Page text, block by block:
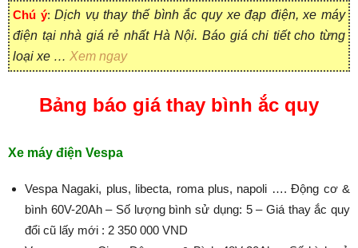
Chú ý:Dịch vụ thay thế bình ắc quy xe đạp điện, xe máy
điện tại nhà giá rẻ nhất Hà Nội. Báo giá chi tiết cho từng
loại xe … Xem ngay
Bảng báo giá thay bình ắc quy
Xe máy điện Vespa
Vespa Nagaki, plus, libecta, roma plus, napoli …. Động cơ &
bình 60V-20Ah – Số lượng bình sử dụng: 5 – Giá thay ắc quy
đổi cũ lấy mới : 2 350 000 VND